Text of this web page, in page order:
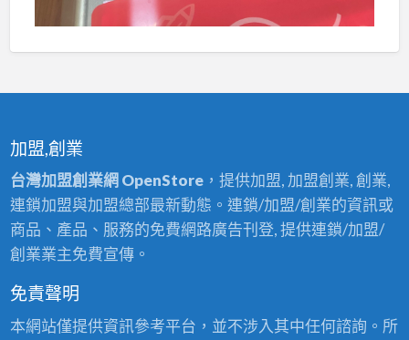
加盟,創業
台灣加盟創業網 OpenStore，提供加盟, 加盟創業, 創業,
連鎖加盟與加盟總部最新動態。連鎖/加盟/創業的資訊或
商品、產品、服務的免費網路廣告刊登, 提供連鎖/加盟/
創業業主免費宣傳。
免責聲明
本網站僅提供資訊參考平台，並不涉入其中任何諮詢。所